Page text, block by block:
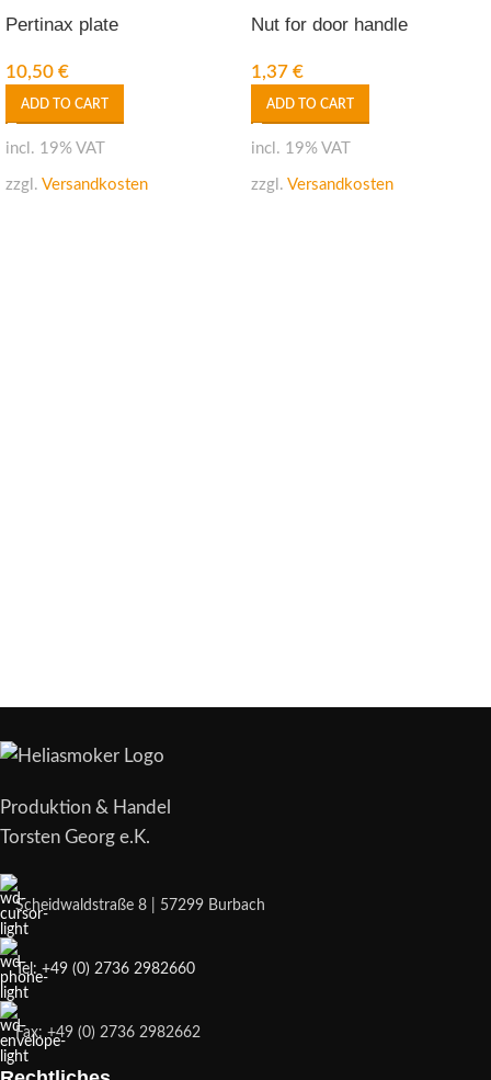
Pertinax plate
10,50 €
ADD TO CART
incl. 19% VAT
zzgl. Versandkosten
Nut for door handle
1,37 €
ADD TO CART
incl. 19% VAT
zzgl. Versandkosten
Produktion & Handel
Torsten Georg e.K.
Scheidwaldstraße 8 | 57299 Burbach
Tel: +49 (0) 2736 2982660
Fax: +49 (0) 2736 2982662